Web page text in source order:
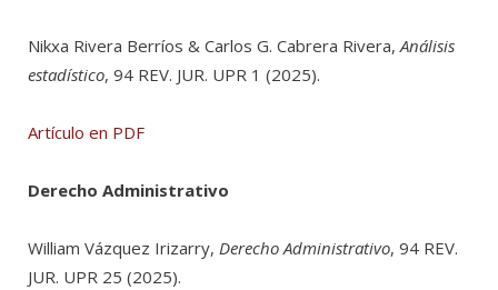
Nikxa Rivera Berríos & Carlos G. Cabrera Rivera, Análisis
estadístico, 94 REV. JUR. UPR 1 (2025).
Artículo en PDF
Derecho Administrativo
William Vázquez Irizarry, Derecho Administrativo, 94 REV.
JUR. UPR 25 (2025).